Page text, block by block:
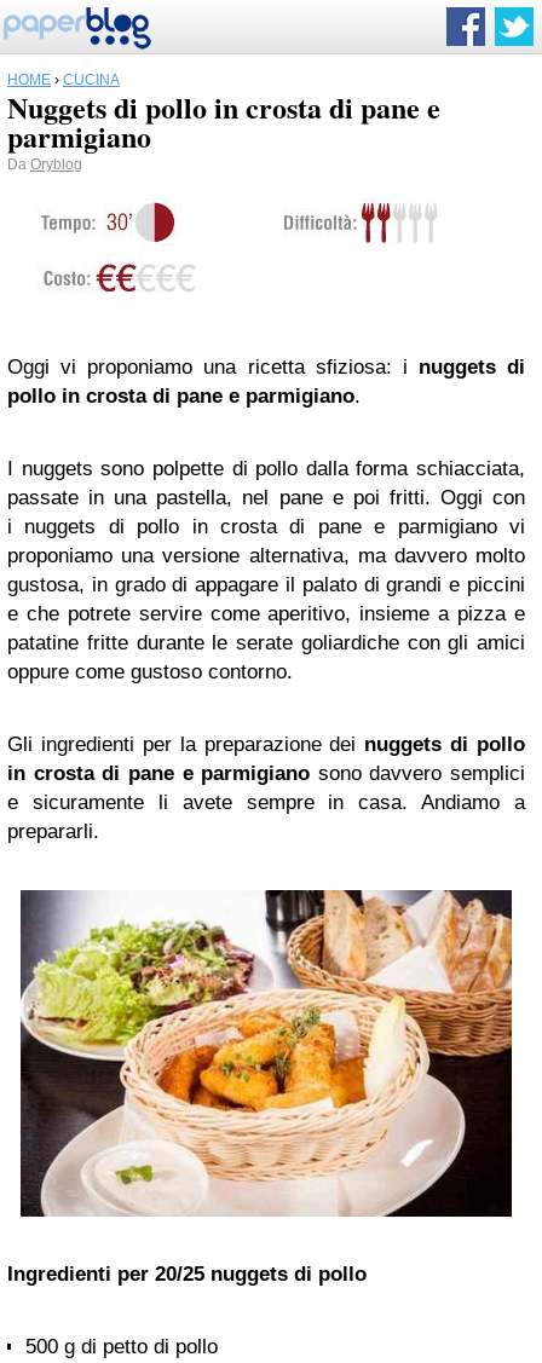
HOME › CUCINA
Nuggets di pollo in crosta di pane e
parmigiano
Da Oryblog
Oggi vi proponiamo una ricetta sfiziosa: i nuggets di
pollo in crosta di pane e parmigiano.
I nuggets sono polpette di pollo dalla forma schiacciata,
passate in una pastella, nel pane e poi fritti. Oggi con
i nuggets di pollo in crosta di pane e parmigiano vi
proponiamo una versione alternativa, ma davvero molto
gustosa, in grado di appagare il palato di grandi e piccini
e che potrete servire come aperitivo, insieme a pizza e
patatine fritte durante le serate goliardiche con gli amici
oppure come gustoso contorno.
Gli ingredienti per la preparazione dei nuggets di pollo
in crosta di pane e parmigiano sono davvero semplici
e sicuramente li avete sempre in casa. Andiamo a
prepararli.
Ingredienti per 20/25 nuggets di pollo
500 g di petto di pollo